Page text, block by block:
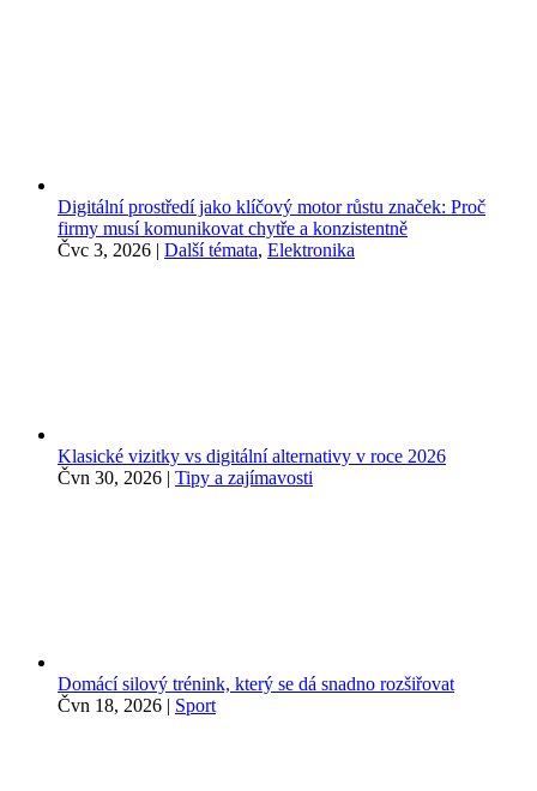
Digitální prostředí jako klíčový motor růstu značek: Proč
firmy musí komunikovat chytře a konzistentně
Čvc 3, 2026 | Další témata, Elektronika
Klasické vizitky vs digitální alternativy v roce 2026
Čvn 30, 2026 | Tipy a zajímavosti
Domácí silový trénink, který se dá snadno rozšiřovat
Čvn 18, 2026 | Sport